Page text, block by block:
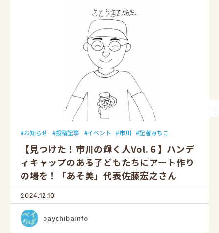
お知らせ 投稿記事 イベント 市川 記者みちこ
【見つけた！市川の輝く人Vol.６】ハンデ
ィキャップのある子どもたちにアート作り
の場を！「あそ美」代表佐藤宏之さん
2024.12.10
baychibainfo